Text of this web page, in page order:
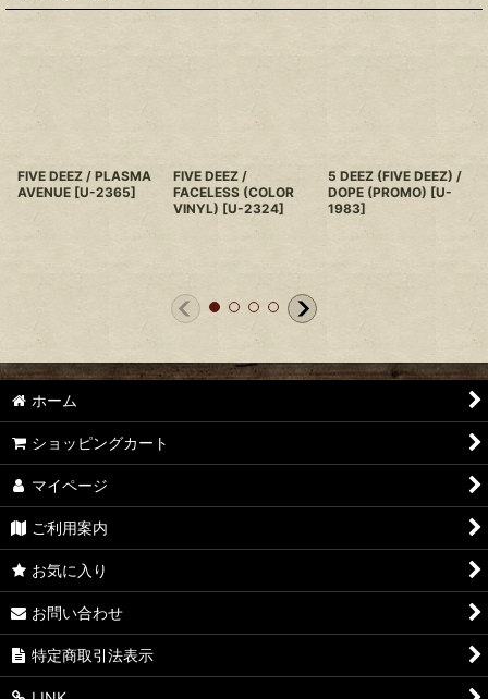
FIVE DEEZ / PLASMA
AVENUE [U-2365]
FIVE DEEZ /
FACELESS (COLOR
VINYL) [U-2324]
5 DEEZ (FIVE DEEZ) /
DOPE (PROMO) [U-
1983]
ホーム
ショッピングカート
マイページ
ご利用案内
お気に入り
お問い合わせ
特定商取引法表示